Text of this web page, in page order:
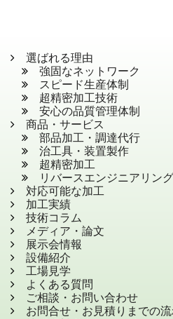
選ばれる理由
強固なネットワーク
スピード生産体制
超精密加工技術
安心の品質管理体制
商品・サービス
部品加工・調達代行
治工具・装置製作
超精密加工
リバースエンジニアリング
対応可能な加工
加工実績
技術コラム
メディア・論文
展示会情報
設備紹介
工場見学
よくある質問
ご相談・お問い合わせ
お問合せ・お見積りまでの